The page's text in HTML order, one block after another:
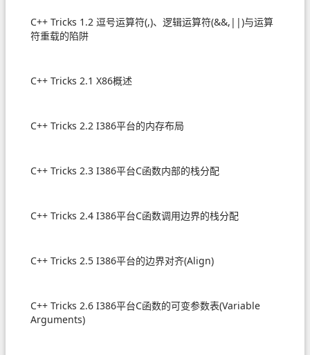
C++ Tricks 1.2 逗号运算符(,)、逻辑运算符(&&,||)与运算
符重载的陷阱
C++ Tricks 2.1 X86概述
C++ Tricks 2.2 I386平台的内存布局
C++ Tricks 2.3 I386平台C函数内部的栈分配
C++ Tricks 2.4 I386平台C函数调用边界的栈分配
C++ Tricks 2.5 I386平台的边界对齐(Align)
C++ Tricks 2.6 I386平台C函数的可变参数表(Variable
Arguments)